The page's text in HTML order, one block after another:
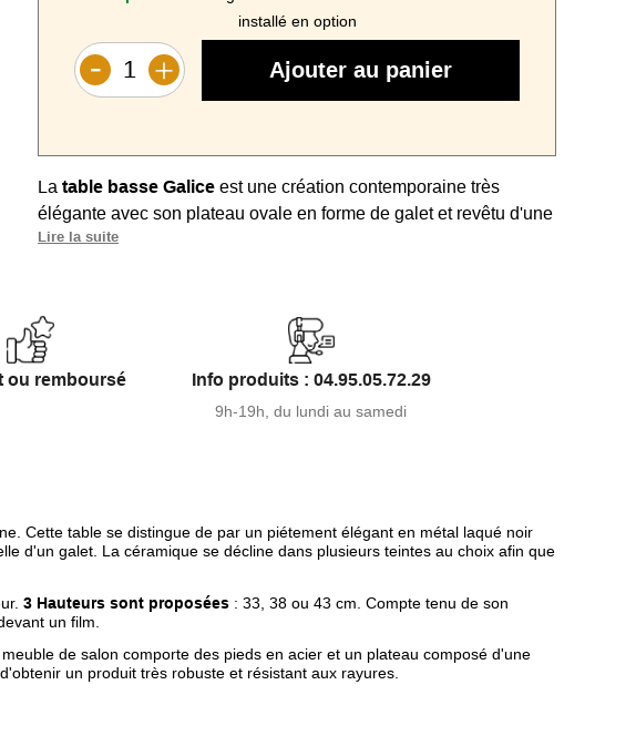
installé en option
Ajouter au panier
La table basse Galice est une création contemporaine très
élégante avec son plateau ovale en forme de galet et revêtu d'une
belle céramique déclinée dans plusieurs coloris. Plateau de 100 x
6 mm + céramique 3 mm.
Lire la suite
ou remboursé Info produits : 04.95.05.72.29
9h-19h, du lundi au samedi
Cette table se distingue de par un piétement élégant en métal laqué noir
d'un galet. La céramique se décline dans plusieurs teintes au choix afin que
3 Hauteurs sont proposées : 33, 38 ou 43 cm. Compte tenu de son
un film.
de salon comporte des pieds en acier et un plateau composé d'une
un produit très robuste et résistant aux rayures.